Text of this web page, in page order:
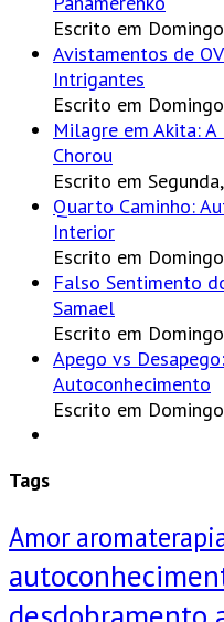
Escrito em
Avistamentos de
Intrigantes
Escrito em
Milagre em Akita:
Chorou
Escrito em
Quarto Caminho:
Interior
Escrito em
Falso Sentimento
Samael
Escrito em
Apego vs
Autoconhecimento
Escrito em
Tags
Amor